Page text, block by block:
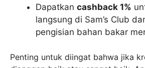
Dapatkan cashback 1%
langsung di Sam’s Club
pengisian bahan bakar
Penting untuk diingat bahwa jika